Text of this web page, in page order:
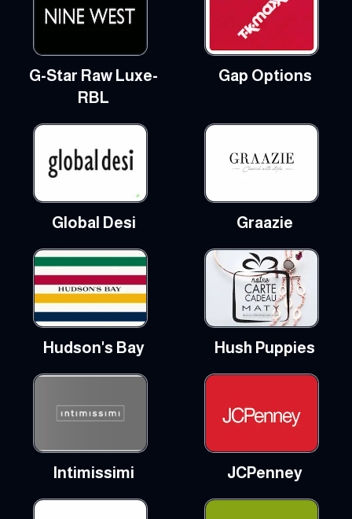
G-Star Raw Luxe-
RBL
Gap Options
Global Desi Graazie
Hudson's Bay Hush Puppies
Intimissimi JCPenney